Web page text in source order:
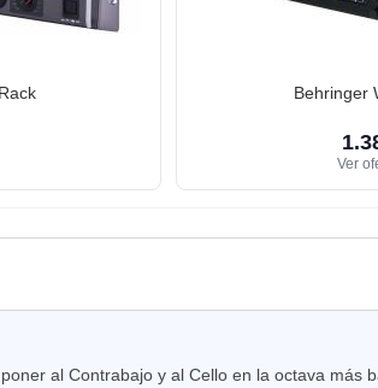
Behringer
Ver
al Contrabajo y al Cello en la octava más